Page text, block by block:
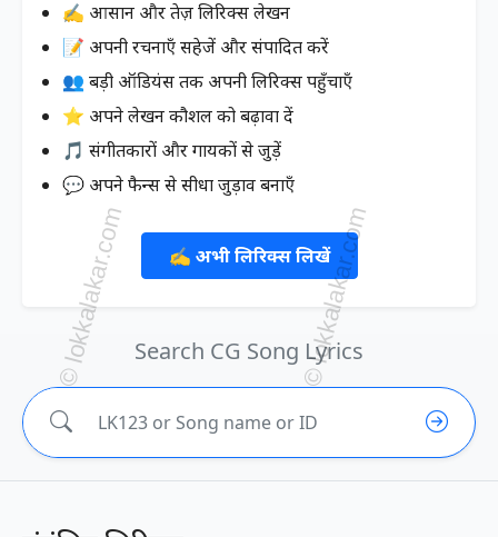
✍️ आसान और तेज़ लिरिक्स लेखन
📝 अपनी रचनाएँ सहेजें और संपादित करें
👥 बड़ी ऑडियंस तक अपनी लिरिक्स पहुँचाएँ
⭐ अपने लेखन कौशल को बढ़ावा दें
🎵 संगीतकारों और गायकों से जुड़ें
💬 अपने फैन्स से सीधा जुड़ाव बनाएँ
✍️ अभी लिरिक्स लिखें
Search CG Song Lyrics